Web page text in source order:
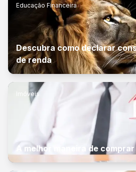
Educação Financeira
Descubra como declarar
de renda
Imóveis
A melhor maneira de